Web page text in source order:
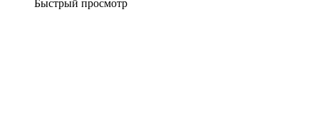
Быстрый просмотр